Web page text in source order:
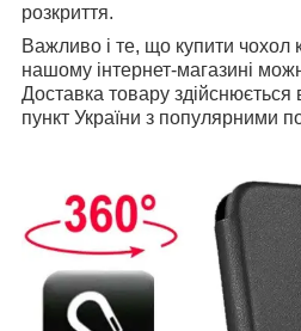
розкриття.
Важливо і те, що купити чохол
нашому інтернет-магазині
Доставка товару
пункт України з популярними